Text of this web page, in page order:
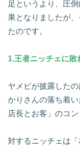
足というより、圧
果となりましたが
たのです。
1.王者ニッチェに
ヤメピが披露した
かりさんの落ち着
店長とお客」のコン
対するニッチェは